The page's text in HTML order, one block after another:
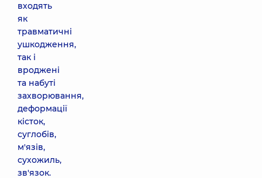
входять
як
травматичні
ушкодження,
так і
вроджені
та набуті
захворювання,
деформації
кісток,
суглобів,
м'язів,
сухожиль,
зв'язок.